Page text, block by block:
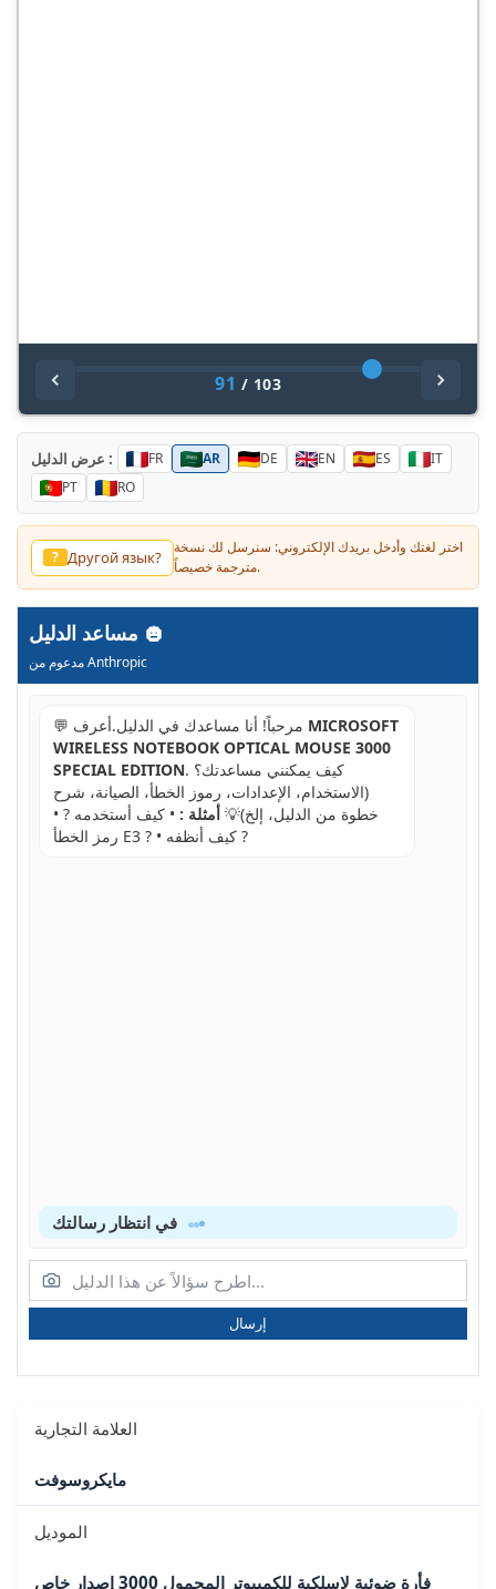
91 / 103
عرض الدليل : FR AR DE EN ES
IT
PT
RO
? Другой язык?
اختر لغتك وأدخل بريدك الإلكتروني: سنرسل لك نسخة
مترجمة خصيصاً.
مدعوم من Anthropic
💬 مرحباً! أنا مساعدك في الدليل.أعرف MICROSOFT
WIRELESS NOTEBOOK OPTICAL MOUSE 3000
SPECIAL EDITION. كيف يمكنني مساعدتك؟
(الاستخدام، الإعدادات، رموز الخطأ، الصيانة، شرح
خطوة من الدليل، إلخ)💡 أمثلة : • كيف أستخدمه ? •
رمز الخطأ E3 ? • كيف أنظفه ?
إرسال
العلامة التجارية
مايكروسوفت
الموديل
فأرة ضوئية لاسلكية للكمبيوتر المحمول 3000 إصدار خاص